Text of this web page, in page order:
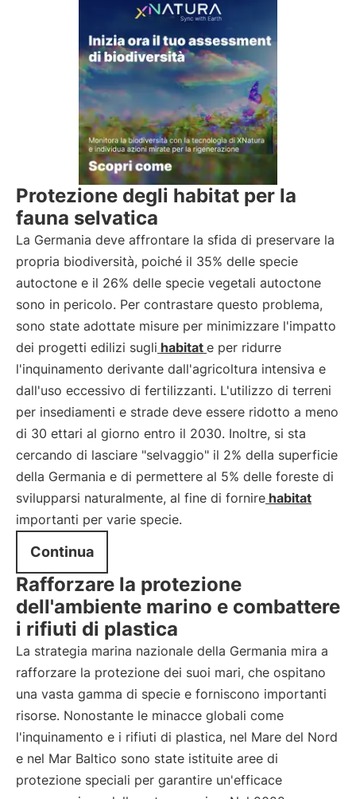
Protezione degli habitat per la
fauna selvatica
La Germania deve affrontare la sfida di preservare la
propria biodiversità, poiché il 35% delle specie
autoctone e il 26% delle specie vegetali autoctone
sono in pericolo. Per contrastare questo problema,
sono state adottate misure per minimizzare l'impatto
dei progetti edilizi sugli habitat e per ridurre
l'inquinamento derivante dall'agricoltura intensiva e
dall'uso eccessivo di fertilizzanti. L'utilizzo di terreni
per insediamenti e strade deve essere ridotto a meno
di 30 ettari al giorno entro il 2030. Inoltre, si sta
cercando di lasciare "selvaggio" il 2% della superficie
della Germania e di permettere al 5% delle foreste di
svilupparsi naturalmente, al fine di fornire habitat
importanti per varie specie.
Continua
Rafforzare la protezione
dell'ambiente marino e combattere
i rifiuti di plastica
La strategia marina nazionale della Germania mira a
rafforzare la protezione dei suoi mari, che ospitano
una vasta gamma di specie e forniscono importanti
risorse. Nonostante le minacce globali come
l'inquinamento e i rifiuti di plastica, nel Mare del Nord
e nel Mar Baltico sono state istituite aree di
protezione speciali per garantire un'efficace